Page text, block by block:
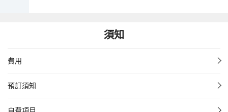
須知
費用
預訂須知